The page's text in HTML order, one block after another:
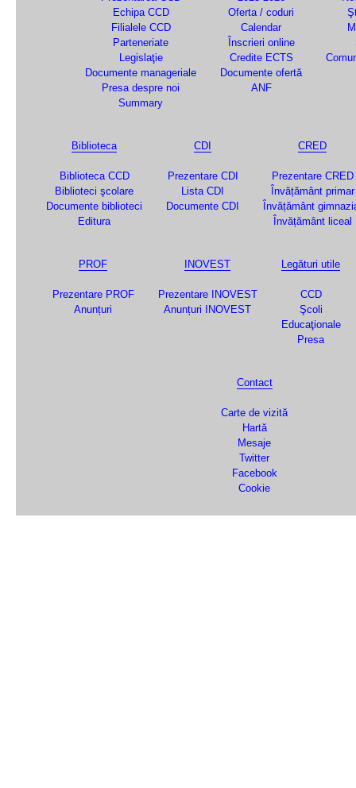
Echipa CCD
Filialele CCD
Parteneriate
Legislaţie
Documente manageriale
Presa despre noi
Summary
Oferta / coduri
Calendar
Înscrieri online
Credite ECTS
Documente ofertă
ANF
Biblioteca
Biblioteca CCD
Biblioteci şcolare
Documente biblioteci
Editura
CDI
Prezentare CDI
Lista CDI
Documente CDI
CRED
Prezentare CRED
Învățământ primar
Învățământ
Învățământ liceal
PROF
Prezentare PROF
Anunțuri
INOVEST
Prezentare INOVEST
Anunțuri INOVEST
Legături utile
CCD
Şcoli
Educaţionale
Presa
Contact
Carte de vizită
Hartă
Mesaje
Twitter
Facebook
Cookie